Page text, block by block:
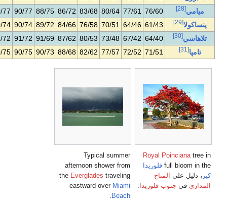
86/72
88/75
90/77
90/77
88/76
85/72
81/67
77/62
84/66
89/72
90/74
90/74
87/70
80/60
70/50
63/45
87/62
91/69
91/72
91/72
88/68
81/57
72/47
66/41
88/68
90/73
90/75
90/75
89/73
84/66
77/58
72/52
the